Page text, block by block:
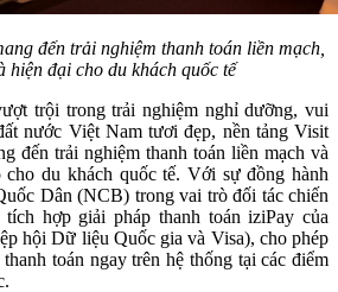
đến trải nghiệm thanh toán liền mạch,
hiện đại cho du khách quốc tế
trội trong trải nghiệm nghỉ dưỡng, vui
nước Việt Nam tươi đẹp, nền tảng Visit
đến trải nghiệm thanh toán liền mạch và
du khách quốc tế. Với sự đồng hành
Dân (NCB) trong vai trò đối tác chiến
hợp giải pháp thanh toán iziPay của
hội Dữ liệu Quốc gia và Visa), cho phép
toán ngay trên hệ thống tại các điểm